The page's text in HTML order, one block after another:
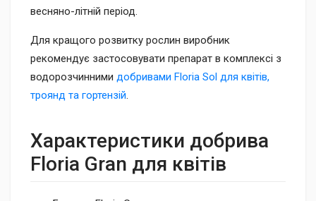
весняно-літній період.
Для кращого розвитку рослин виробник
рекомендує застосовувати препарат в комплексі з
водорозчинними добривами Floria Sol для квітів,
троянд та гортензій
Характеристики добрива
Floria Gran для квітів